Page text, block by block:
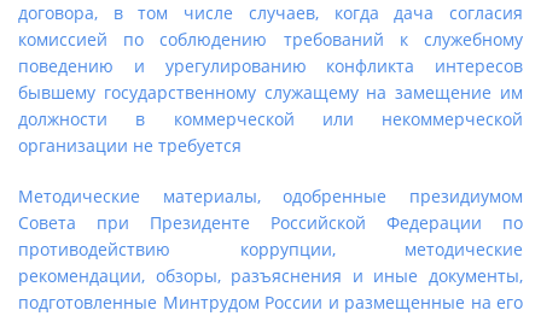
договора, в том числе случаев, когда дача согласия
комиссией по соблюдению требований к служебному
поведению и урегулированию конфликта интересов
бывшему государственному служащему на замещение им
должности в коммерческой или некоммерческой
организации не требуется
Методические материалы, одобренные президиумом
Совета при Президенте Российской Федерации по
противодействию коррупции, методические
рекомендации, обзоры, разъяснения и иные документы,
подготовленные Минтрудом России и размещенные на его